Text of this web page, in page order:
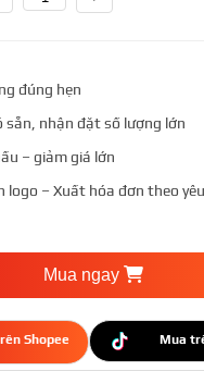
đúng hẹn
sẵn, nhận đặt số lượng lớn
– giảm giá lớn
logo – Xuất hóa đơn theo
Mua ngay
Shopee Mua